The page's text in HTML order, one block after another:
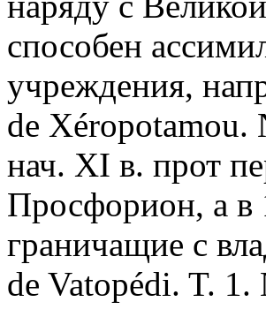
способен
учреждения,
de Xéropotamou.
нач. XI в. прот
Просфорион, а в
граничащие с
de Vatopédi. T. 1.